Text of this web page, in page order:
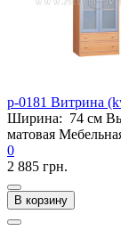
p-0181 Витрина
Ширина: 74 см
матовая
0
2 885 грн.
В корзину